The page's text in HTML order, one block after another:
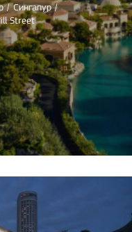
/ Сингапур /
Street